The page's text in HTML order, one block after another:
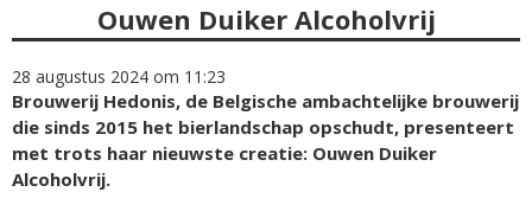
Ouwen Duiker Alcoholvrij
28 augustus 2024 om 11:23
Brouwerij Hedonis, de Belgische ambachtelijke brouwerij
die sinds 2015 het bierlandschap opschudt, presenteert
met trots haar nieuwste creatie: Ouwen Duiker
Alcoholvrij.